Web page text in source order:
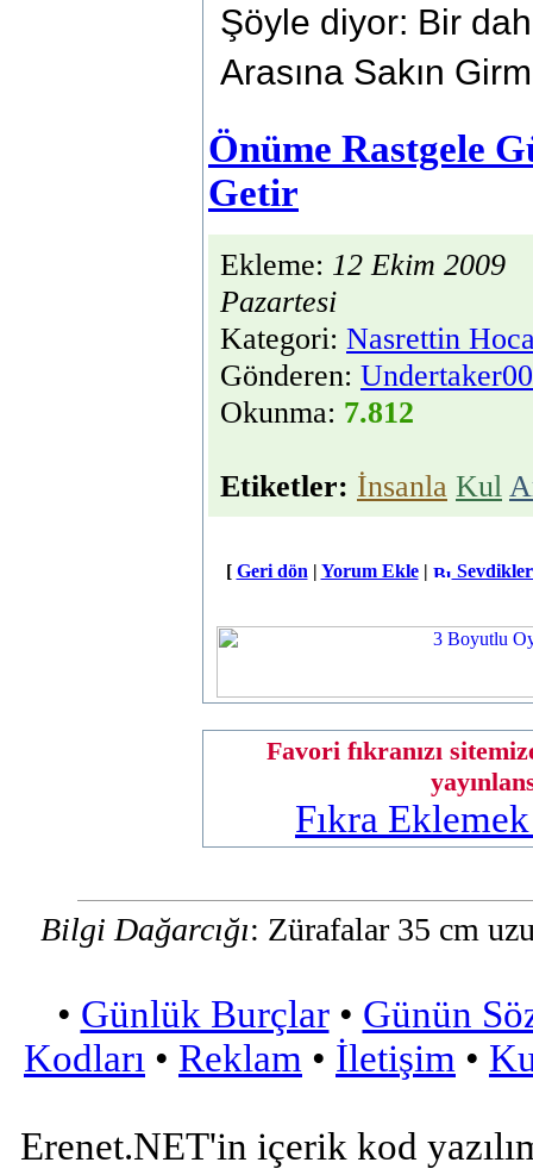
Şöyle diyor: Bir
Arasına Sakın
Önüme Rastgele
Getir
Ekleme: 12 Ekim 2009
Pazartesi
Kategori: Nasrettin
Gönderen:
Okunma: 7.812
Etiketler: İnsanla Kul
[ Geri dön | Yorum Ekle|
Favori fıkranızı
Fıkra
Bilgi Dağarcığı: Zürafalar 35 cm
• Günlük Burçlar• Günün
Kodları • Reklam • İletişim •
Erenet.NET'in içerik kod